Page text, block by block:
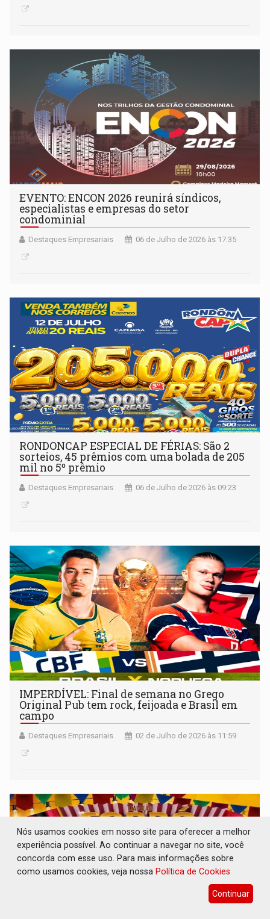
EVENTO: ENCON 2026 reunirá síndicos,
especialistas e empresas do setor
condominial
Destaques Empresariais 06 de Julho de 2026 às 17:35
RONDONCAP ESPECIAL DE FÉRIAS: São 2
sorteios, 45 prêmios com uma bolada de 205
mil no 5º prêmio
Destaques Empresariais 06 de Julho de 2026 às 09:23
IMPERDÍVEL: Final de semana no Grego
Original Pub tem rock, feijoada e Brasil em
campo
Destaques Empresariais 02 de Julho de 2026 às 11:59
Nós usamos cookies em nosso site para oferecer a melhor
experiência possível. Ao continuar a navegar no site, você
concorda com esse uso. Para mais informações sobre
como usamos cookies, veja nossa Política de Cookies
Continuar